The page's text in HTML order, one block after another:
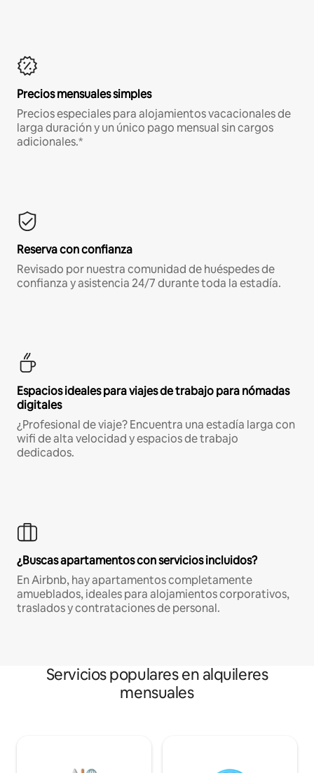
Precios mensuales simples
Precios especiales para alojamientos vacacionales de
larga duración y un único pago mensual sin cargos
adicionales.*
Reserva con confianza
Revisado por nuestra comunidad de huéspedes de
confianza y asistencia 24/7 durante toda la estadía.
Espacios ideales para viajes de trabajo para nómadas
digitales
¿Profesional de viaje? Encuentra una estadía larga con
wifi de alta velocidad y espacios de trabajo
dedicados.
¿Buscas apartamentos con servicios incluidos?
En Airbnb, hay apartamentos completamente
amueblados, ideales para alojamientos corporativos,
traslados y contrataciones de personal.
Servicios populares en alquileres
mensuales